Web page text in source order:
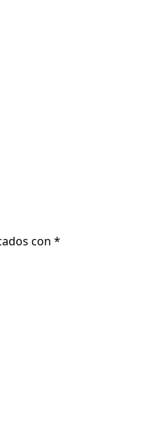
con *